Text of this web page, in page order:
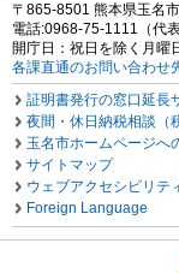
〒865-8501 熊本県玉名
電話:0968-75-1111（代表
開庁日：祝日を除く月曜
各課直通のお問い合わせ
証明書発行の窓口延長
夜間・休日納税相談（
玉名市ホームページへ
サイトマップ
ウェブアクセシビリテ
Foreign Language